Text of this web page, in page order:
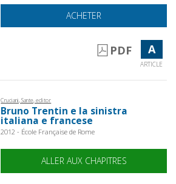
ACHETER
PDF A
ARTICLE
Cruciani, Sante, editor
Bruno Trentin e la sinistra
italiana e francese
2012 - École Française de Rome
ALLER AUX CHAPITRES